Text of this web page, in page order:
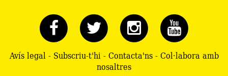
Avís legal- Subscriu-t'hi-Contacta'ns-Col·labora amb
nosaltres